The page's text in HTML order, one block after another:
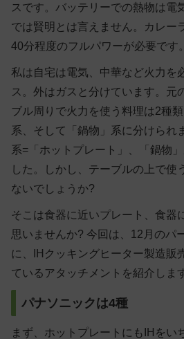
スです。バッテリーでの熱物は電
では賢明とは言えません。カレー
40分程度のフルパワーが必要です。
私は自宅は電気、中華など火力を
ス。外はガスと分けています。元
ブル周りで火力を使う料理は2種
系、そして「鍋物」系に分けられ
系=「ホットプレート」、「鍋物
した。しかし、テーブルの上で使
ないでしょうか?
そこは食器に近いプレート、食器
思いませんか? 今回は、12月のパ
に、IHクッキングヒーター製造販
ているアタッチメントを紹介しま
パナソニックは4種
まず、ホットプレートにもIHをい